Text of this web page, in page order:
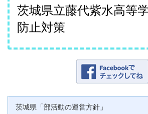
茨城県立藤代紫水高等
防止対策
茨城県「部活動の運営方針」